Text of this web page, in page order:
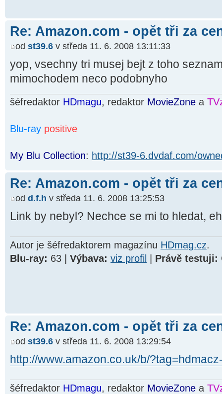
Re: Amazon.com - opět tři za
od st39.6 v středa 11. 6. 2008 13:11:33
yop, vsechny tri musej bejt z toho
mimochodem neco podobnyho
šéfredaktor HDmagu, redaktor MovieZone a
Blu-ray positive
My Blu Collection: http://st39-6.dvdaf.com/
Re: Amazon.com - opět tři za
od d.f.h v středa 11. 6. 2008 13:25:53
Link by nebyl? Nechce se mi to hledat,
Autor je šéfredaktorem magazínu HDmag.cz.
Blu-ray: 63 | Výbava: viz profil | Právě testuji:
Re: Amazon.com - opět tři za
od st39.6 v středa 11. 6. 2008 13:29:54
http://www.amazon.co.uk/b/
šéfredaktor HDmagu, redaktor MovieZone a